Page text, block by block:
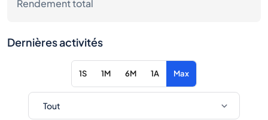
Rendement total
Dernières activités
1S 1M 6M 1A Max